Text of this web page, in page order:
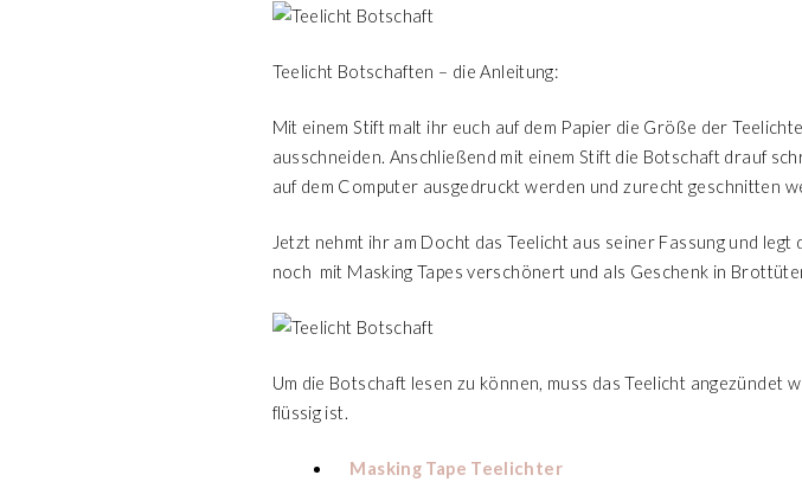
Teelicht Botschaften – die Anleitung:
Mit einem Stift malt ihr euch auf dem Papier die Größe der
ausschneiden. Anschließend mit einem Stift die Botschaft drauf
auf dem Computer ausgedruckt werden und zurecht geschnitten
Jetzt nehmt ihr am Docht das Teelicht aus seiner Fassung und
noch mit Masking Tapes verschönert und als Geschenk in
Um die Botschaft lesen zu können, muss das Teelicht
flüssig ist.
Masking Tape Teelichter